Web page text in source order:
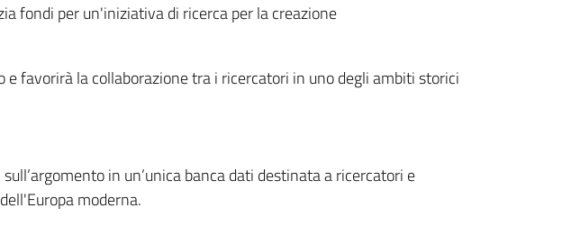
fondi per un'iniziativa di ricerca per la creazione
favorirà la collaborazione tra i ricercatori in uno degli ambiti storici
in un’unica banca dati destinata a ricercatori e
moderna.